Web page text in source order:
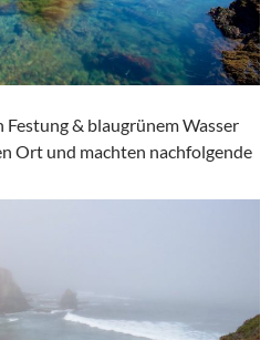
& blaugrünem Wasser
Ort und machten nachfolgende